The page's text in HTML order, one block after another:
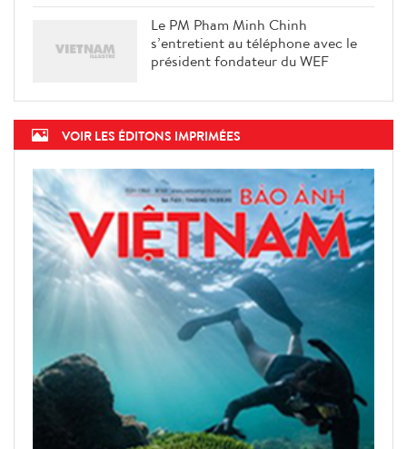
Le PM Pham Minh Chinh
s’entretient au téléphone avec le
président fondateur du WEF
VOIR LES ÉDITONS IMPRIMÉES